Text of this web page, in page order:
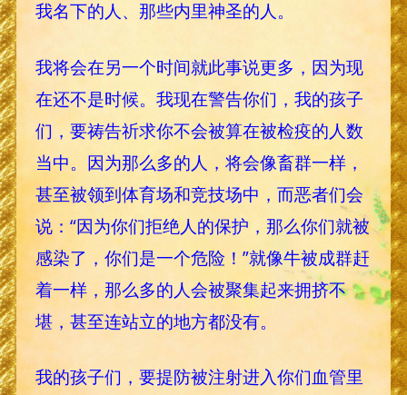
我名下的人、那些内里神圣的人。
我将会在另一个时间就此事说更多，因为现
在还不是时候。我现在警告你们，我的孩子
们，要祷告祈求你不会被算在被检疫的人数
当中。因为那么多的人，将会像畜群一样，
甚至被领到体育场和竞技场中，而恶者们会
说：“因为你们拒绝人的保护，那么你们就被
感染了，你们是一个危险！”就像牛被成群赶
着一样，那么多的人会被聚集起来拥挤不
堪，甚至连站立的地方都没有。
我的孩子们，要提防被注射进入你们血管里